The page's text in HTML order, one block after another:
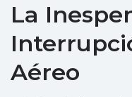
La
Aéreo